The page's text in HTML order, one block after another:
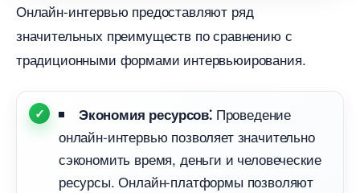
Онлайн-интервью предоставляют ряд
значительных преимуществ по сравнению с
традиционными формами интервьюирования.​
Экономия ресурсов⁚Проведение
онлайн-интервью позволяет значительно
сэкономить время, деньги и человеческие
ресурсы.​ Онлайн-платформы позволяют